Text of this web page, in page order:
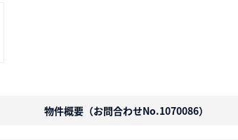
物件概要（お問合わせNo.1070086）